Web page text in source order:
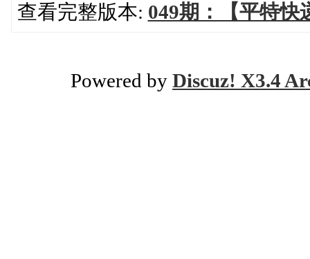
查看完整版本: 049期：【平特
Powered by Discuz! X3.4